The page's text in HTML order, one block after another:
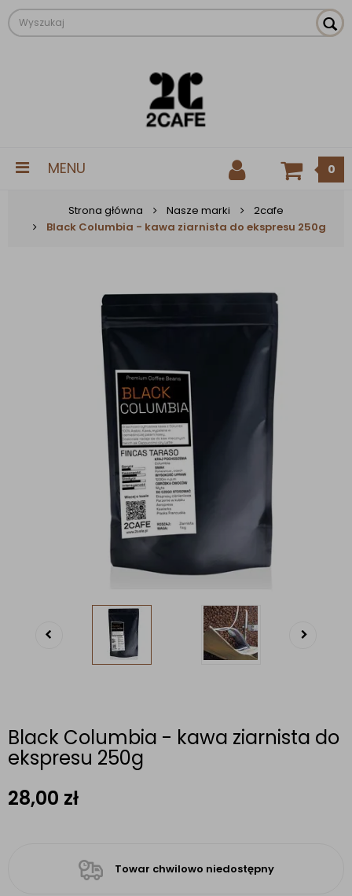
MENU 0
Strona główna Nasze marki
2cafe
Black Columbia - kawa ziarnista do ekspresu 250g
Black Columbia - kawa ziarnista do
ekspresu 250g
28,00 zł
Towar chwilowo niedostępny